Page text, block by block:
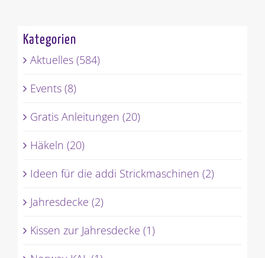
Kategorien
Aktuelles (584)
Events (8)
Gratis Anleitungen (20)
Häkeln (20)
Ideen für die addi Strickmaschinen (2)
Jahresdecke (2)
Kissen zur Jahresdecke (1)